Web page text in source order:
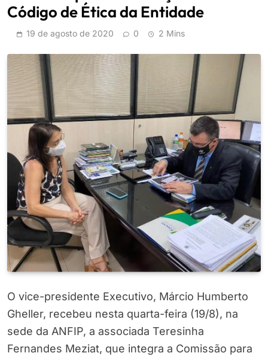
Código de Ética da Entidade
19 de agosto de 2020 0 2 Mins
O vice-presidente Executivo, Márcio Humberto
Gheller, recebeu nesta quarta-feira (19/8), na
sede da ANFIP, a associada Teresinha
Fernandes Meziat, que integra a Comissão para